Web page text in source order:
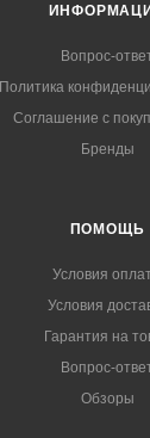
Вопрос-
Политика
Соглашение с
Бренды
ПОМОЩЬ
Условия
Условия
Гарантия на
Вопрос-
Обзоры